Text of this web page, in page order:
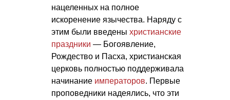
нацеленных на полное
искоренение язычества. Наряду с
этим были введены христианские
праздники — Богоявление,
Рождество и Пасха, христианская
церковь полностью поддерживала
начинание императоров. Первые
проповедники надеялись, что эти